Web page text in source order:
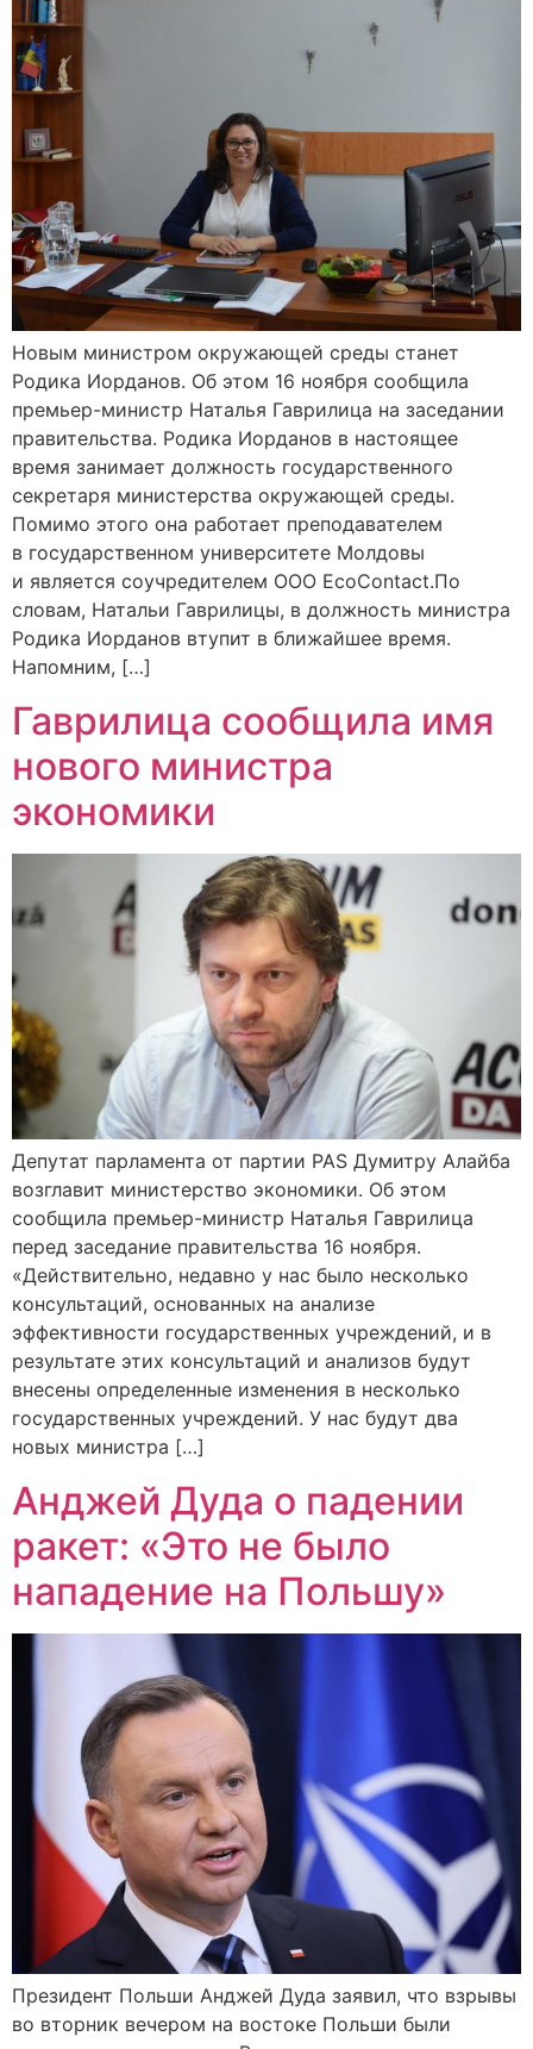
Новым министром окружающей среды станет
Родика Иорданов. Об этом 16 ноября сообщила
премьер-министр Наталья Гаврилица на заседании
правительства. Родика Иорданов в настоящее
время занимает должность государственного
секретаря министерства окружающей среды.
Помимо этого она работает преподавателем
в государственном университете Молдовы
и является соучредителем ООО EcoContact.По
словам, Натальи Гаврилицы, в должность министра
Родика Иорданов втупит в ближайшее время.
Напомним, […]
Гаврилица сообщила имя
нового министра
экономики
Депутат парламента от партии PAS Думитру Алайба
возглавит министерство экономики. Об этом
сообщила премьер-министр Наталья Гаврилица
перед заседание правительства 16 ноября.
«Действительно, недавно у нас было несколько
консультаций, основанных на анализе
эффективности государственных учреждений, и в
результате этих консультаций и анализов будут
внесены определенные изменения в несколько
государственных учреждений. У нас будут два
новых министра […]
Анджей Дуда о падении
ракет: «Это не было
нападение на Польшу»
Президент Польши Анджей Дуда заявил, что взрывы
во вторник вечером на востоке Польши были